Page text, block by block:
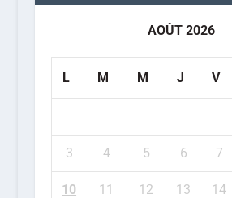
AOÛT 2026
L M M J V
3 4 5 6 7
10 11 12 13 14